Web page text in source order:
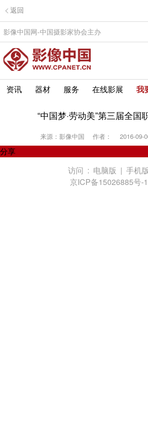
返回
影像中国网-中国摄影家协会主办
资讯 器材 服务 在线影展 我
“中国梦·劳动美”第三届全国
来源：影像中国 作者： 2016-09-
分享
访问 : 电脑版 | 手机版
京ICP备15026885号-1